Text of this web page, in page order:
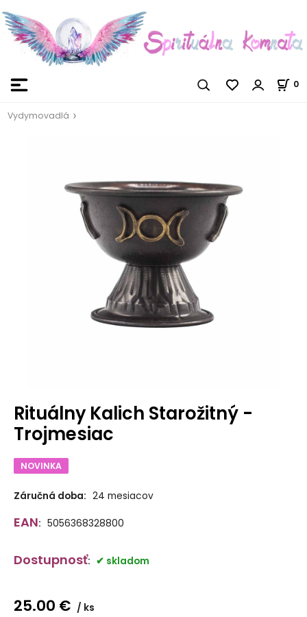
0
Vydymovadlá
Rituálny Kalich Starožitný -
Trojmesiac
NOVINKA
Záručná doba: 24 mesiacov
EAN: 5056368328800
Dostupnosť: skladom
25.00 € ks